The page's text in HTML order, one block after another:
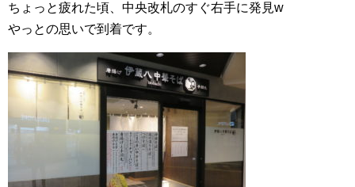
ちょっと疲れた頃、中央改札のすぐ右手に発見w
やっとの思いで到着です。